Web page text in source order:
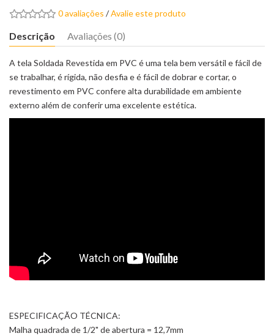
0 avaliações /Avalie este produto
Descrição Avaliações (0)
A tela Soldada Revestida em PVC é uma tela bem versátil e fácil de
se trabalhar, é rígida, não desfia e é fácil de dobrar e cortar, o
revestimento em PVC confere alta durabilidade em ambiente
externo além de conferir uma excelente estética.
ESPECIFICAÇÃO TÉCNICA:
Malha quadrada de 1/2" de abertura = 12,7mm